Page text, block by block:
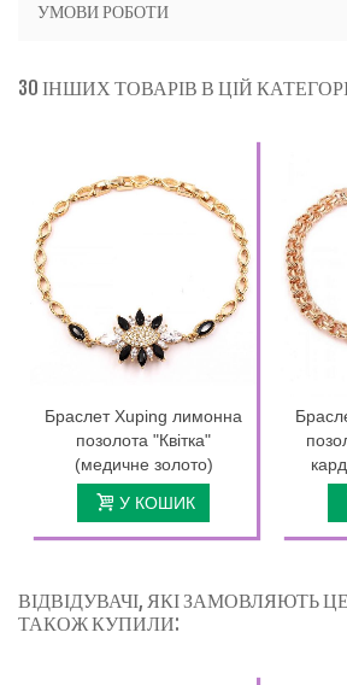
УМОВИ РОБОТИ
30 ІНШИХ ТОВАРІВ В ЦІЙ
Браслет Xuping лимонна
позолота "Квітка"
(медичне золото)
У КОШИК
ВІДВІДУВАЧІ, ЯКІ ЗАМОВЛЯЮТЬ
ТАКОЖ КУПИЛИ: